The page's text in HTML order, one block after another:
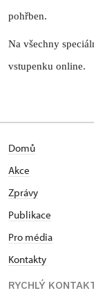
pohřben.
Na všechny
vstupenku online.
Domů
Akce
Zprávy
Publikace
Pro média
Kontakty
RYCHLÝ